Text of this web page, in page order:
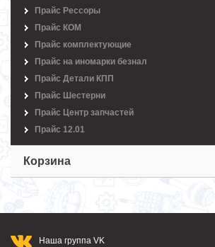
Прайс Рессоры
Прайс КОМ
Прайс комплектующие
Прайс на иномарки безнал
Прайс Детали КПП
Прайс Шестерни
Прайс Центр запчастей
Прайс 12.01
Корзина
Наша группа VK